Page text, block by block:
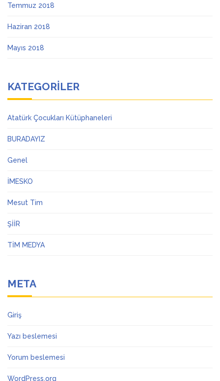
Temmuz 2018
Haziran 2018
Mayıs 2018
KATEGORILER
Atatürk Çocukları Kütüphaneleri
BURADAYIZ
Genel
İMESKO
Mesut Tim
ŞİİR
TİM MEDYA
META
Giriş
Yazı beslemesi
Yorum beslemesi
WordPress.org